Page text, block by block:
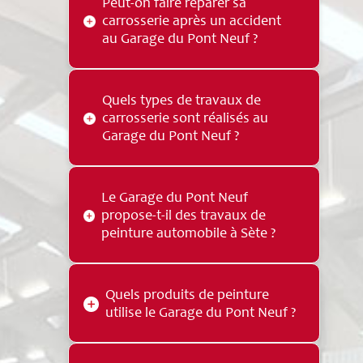
agréé par près de30 compagnies
d’assurance, ce qui facilite la prise en
charge des réparations après un
sinistre automobile.
carrosserie après un accident
au Garage du Pont Neuf ?
réparations de carrosserie après
accident, que les dommages soient
légers, complexes ou liés à un
sinistre pris en charge par
Quels types de travaux de
carrosserie sont réalisés au
Garage du Pont Neuf ?
carrosserie sont réalisés au Garage
du Pont Neuf ? Le Garage du Pont
Neuf réalise la carrosserie rapide, la
carrosserie complexe, la réparation
remplacement d’éléments de
carrosserie et les travaux de peinture
Le Garage du Pont Neuf
propose-t-il des travaux de
peinture automobile à Sète ?
peinture automobile, qu’il s’agisse
d’un raccord, d’une peinture
partielle ou d’une peinture complète
Quels produits de peinture
utilise le Garage du Pont Neuf ?